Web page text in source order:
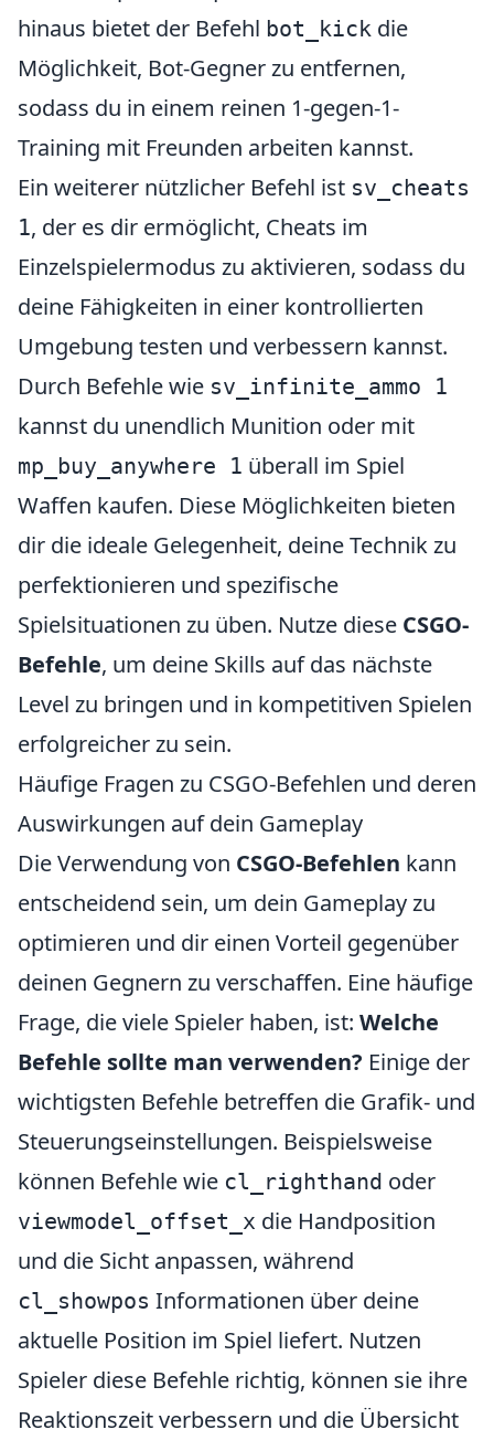
hinaus bietet der Befehl bot_kick die
Möglichkeit, Bot-Gegner zu entfernen,
sodass du in einem reinen 1-gegen-1-
Training mit Freunden arbeiten kannst.
Ein weiterer nützlicher Befehl ist sv_cheats
1, der es dir ermöglicht, Cheats im
Einzelspielermodus zu aktivieren, sodass du
deine Fähigkeiten in einer kontrollierten
Umgebung testen und verbessern kannst.
Durch Befehle wie sv_infinite_ammo 1
kannst du unendlich Munition oder mit
mp_buy_anywhere 1 überall im Spiel
Waffen kaufen. Diese Möglichkeiten bieten
dir die ideale Gelegenheit, deine Technik zu
perfektionieren und spezifische
Spielsituationen zu üben. Nutze diese CSGO-
Befehle, um deine Skills auf das nächste
Level zu bringen und in kompetitiven Spielen
erfolgreicher zu sein.
Häufige Fragen zu CSGO-Befehlen und deren
Auswirkungen auf dein Gameplay
Die Verwendung von CSGO-Befehlen kann
entscheidend sein, um dein Gameplay zu
optimieren und dir einen Vorteil gegenüber
deinen Gegnern zu verschaffen. Eine häufige
Frage, die viele Spieler haben, ist: Welche
Befehle sollte man verwenden? Einige der
wichtigsten Befehle betreffen die Grafik- und
Steuerungseinstellungen. Beispielsweise
können Befehle wie cl_righthand oder
viewmodel_offset_x die Handposition
und die Sicht anpassen, während
cl_showpos Informationen über deine
aktuelle Position im Spiel liefert. Nutzen
Spieler diese Befehle richtig, können sie ihre
Reaktionszeit verbessern und die Übersicht